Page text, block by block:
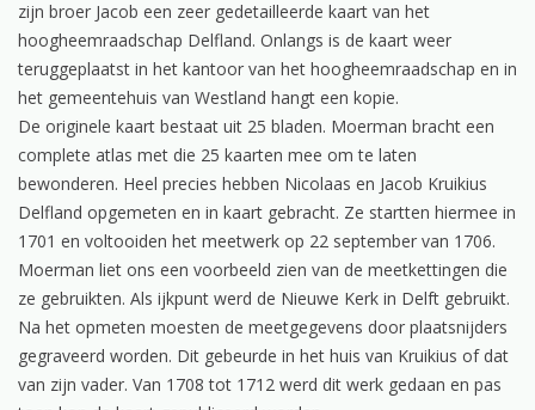
zijn broer Jacob een zeer gedetailleerde kaart van het
hoogheemraadschap Delfland. Onlangs is de kaart weer
teruggeplaatst in het kantoor van het hoogheemraadschap en in
het gemeentehuis van Westland hangt een kopie.
De originele kaart bestaat uit 25 bladen. Moerman bracht een
complete atlas met die 25 kaarten mee om te laten
bewonderen. Heel precies hebben Nicolaas en Jacob Kruikius
Delfland opgemeten en in kaart gebracht. Ze startten hiermee in
1701 en voltooiden het meetwerk op 22 september van 1706.
Moerman liet ons een voorbeeld zien van de meetkettingen die
ze gebruikten. Als ijkpunt werd de Nieuwe Kerk in Delft gebruikt.
Na het opmeten moesten de meetgegevens door plaatsnijders
gegraveerd worden. Dit gebeurde in het huis van Kruikius of dat
van zijn vader. Van 1708 tot 1712 werd dit werk gedaan en pas